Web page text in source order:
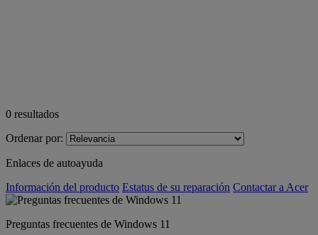
0 resultados
Ordenar por:
Enlaces de autoayuda
Información del producto Estatus de su reparación Contactar a Acer
Preguntas frecuentes de Windows 11